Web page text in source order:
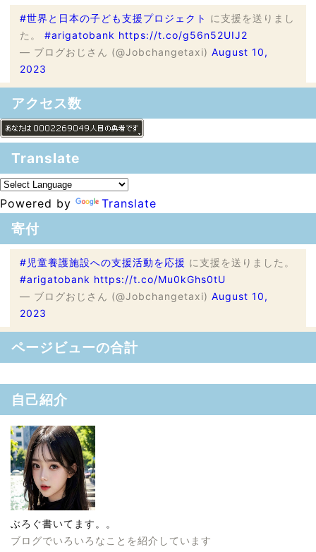
#世界と日本の子ども支援プロジェクト に支援を送りまし
た。 #arigatobank https://t.co/g56n52UIJ2
— ブログおじさん (@Jobchangetaxi) August 10,
2023
アクセス数
Translate
Powered by Translate
寄付
#児童養護施設への支援活動を応援 に支援を送りました。
#arigatobank https://t.co/Mu0kGhs0tU
— ブログおじさん (@Jobchangetaxi) August 10,
2023
ページビューの合計
自己紹介
ぶろぐ書いてます。。
ブログでいろいろなことを紹介しています